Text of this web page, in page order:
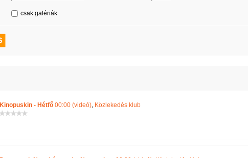
csak galériák
Kinopuskin - Hétfő00:00 (videó), Közlekedés klub